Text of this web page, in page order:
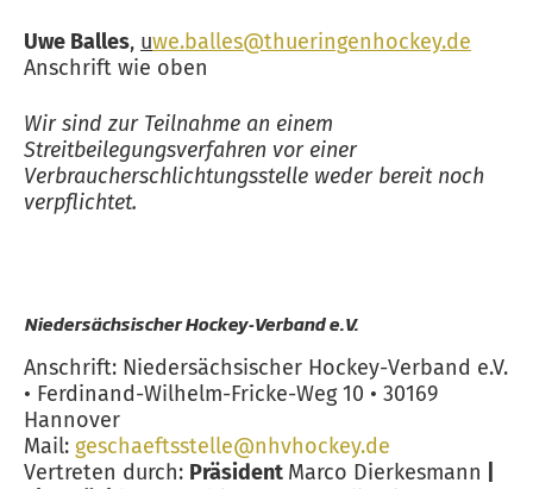
Uwe Balles, uwe.balles@thueringenhockey.de
Anschrift wie oben
Wir sind zur Teilnahme an einem
Streitbeilegungsverfahren vor einer
Verbraucherschlichtungsstelle weder bereit noch
verpflichtet.
Niedersächsischer Hockey-Verband e.V.
Anschrift: Niedersächsischer Hockey-Verband e.V.
• Ferdinand-Wilhelm-Fricke-Weg 10 • 30169
Hannover
Mail: geschaeftsstelle@nhvhockey.de
Vertreten durch: Präsident Marco Dierkesmann